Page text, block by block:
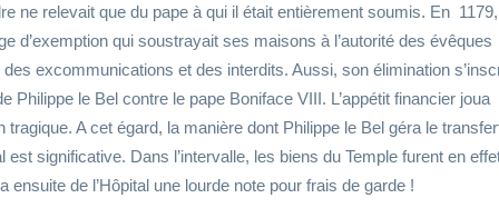
ne relevait que du pape à qui il était entièrement soumis. En
d’exemption qui soustrayait ses maisons à l’autorité des évêques
excommunications et des interdits. Aussi, son élimination
Philippe le Bel contre le pape Boniface VIII. L’appétit financier joua
A cet égard, la manière dont Philippe le Bel géra le
est significative. Dans l’intervalle, les biens du Temple furent en
ensuite de l’Hôpital une lourde note pour frais de garde !